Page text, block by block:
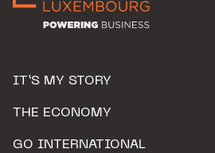
IT’S MY STORY
THE ECONOMY
GO INTERNATIONAL